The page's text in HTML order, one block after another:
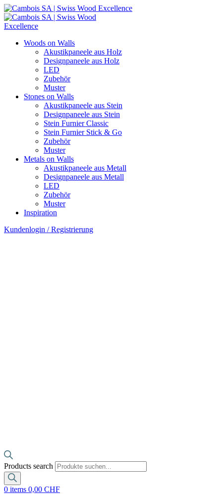
Woods on Walls
Akustikpaneele aus Holz
Designpaneele aus Holz
LED
Zubehör
Muster
Stones on Walls
Akustikpaneele aus Stein
Designpaneele aus Stein
Stein Furnier Classic
Stein Furnier Stick & Go
Zubehör
Muster
Metals on Walls
Akustikpaneele aus Metall
Designpaneele aus Metall
LED
Zubehör
Muster
Inspiration
Kundenlogin / Registrierung
Products search
0 items 0,00 CHF